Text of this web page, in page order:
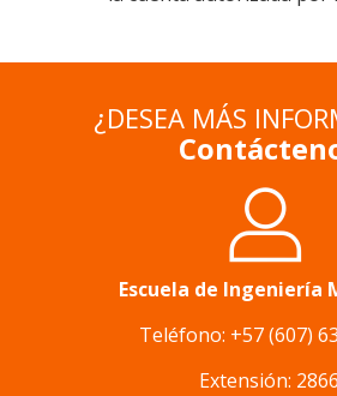
¿DESEA MÁS
Escuela de Ingeniería
Teléfono: +57 (607)
Extensión: 2866